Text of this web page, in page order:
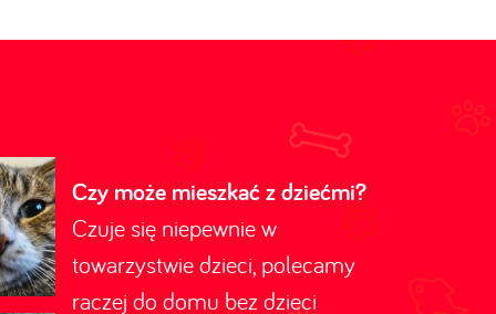
Czy może mieszkać z dziećmi?
Czuje się niepewnie w
towarzystwie dzieci, polecamy
raczej do domu bez dzieci